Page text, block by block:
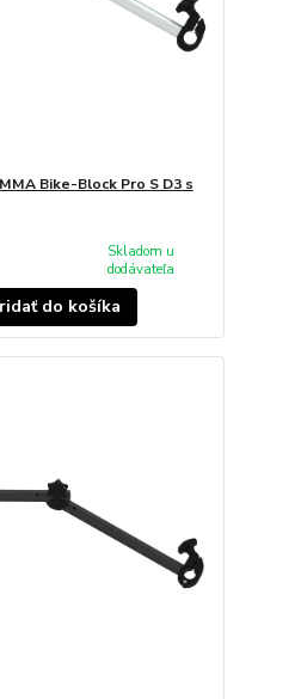
Bike-Block Pro S D3 s
Skladom u
dodávateľa
do košíka